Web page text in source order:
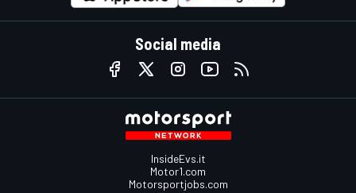
Social media
InsideEvs.it
Motor1.com
Motorsportjobs.com